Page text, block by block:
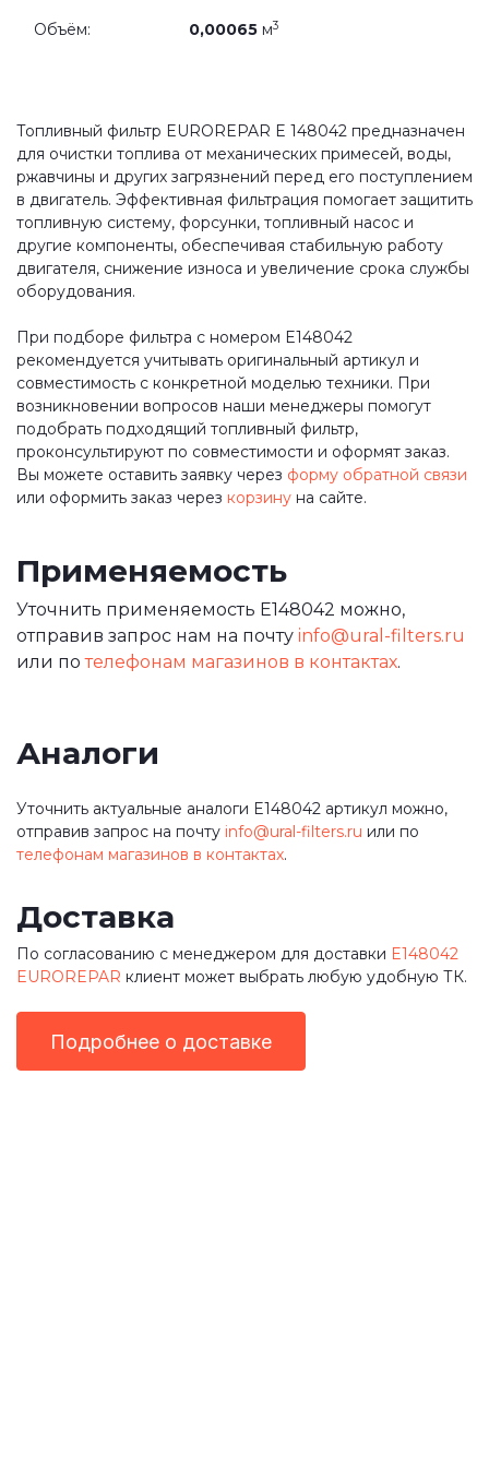
Объём: 0,00065 м3
Топливный фильтр EUROREPAR E 148042 предназначен
для очистки топлива от механических примесей, воды,
ржавчины и других загрязнений перед его поступлением
в двигатель. Эффективная фильтрация помогает защитить
топливную систему, форсунки, топливный насос и
другие компоненты, обеспечивая стабильную работу
двигателя, снижение износа и увеличение срока службы
оборудования.
При подборе фильтра с номером E148042
рекомендуется учитывать оригинальный артикул и
совместимость с конкретной моделью техники. При
возникновении вопросов наши менеджеры помогут
подобрать подходящий топливный фильтр,
проконсультируют по совместимости и оформят заказ.
Вы можете оставить заявку через форму обратной связи
или оформить заказ через корзину на сайте.
Применяемость
Уточнить применяемость E148042 можно,
отправив запрос нам на почту info@ural-filters.ru
или потелефонам магазинов в контактах.
Аналоги
Уточнить актуальные аналоги E148042 артикул можно,
отправив запрос на почту info@ural-filters.ru или по
телефонам магазинов в контактах.
Доставка
По согласованию с менеджером для доставки E148042
EUROREPAR клиент может выбрать любую удобную ТК.
Подробнее о доставке